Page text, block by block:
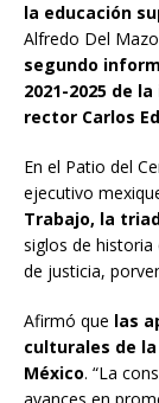
la educación
Alfredo Del
segundo
2021-2025 de
rector Carlos
En el Patio del
ejecutivo
Trabajo, la
siglos de historia
de justicia,
Afirmó que las
culturales de la
México. “La